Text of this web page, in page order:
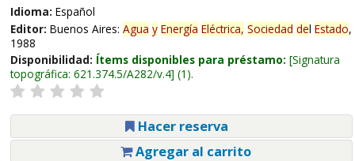
Idioma: Español
Editor: Buenos Aires: Agua y Energía Eléctrica, Sociedad del Estado,
1988
Disponibilidad: Ítems disponibles para préstamo: Signatura
topográfica: 621.374.5/A282/v.4 (1).
Hacer reserva
Agregar al carrito